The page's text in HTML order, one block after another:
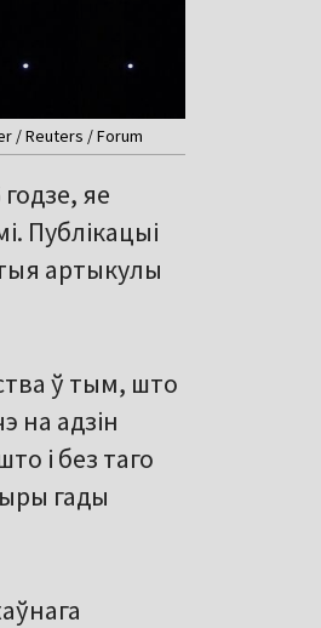
/ Reuters / Forum
яе
Публікацыі
артыкулы
ў тым, што
на адзін
і без таго
гады